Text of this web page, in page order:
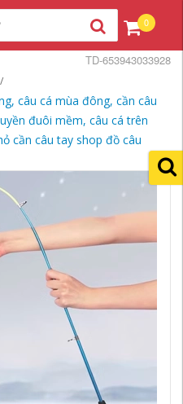
0
câu cá mùa đông, cần câu
đuôi mềm, câu cá trên
cần câu tay shop đồ câu
TD-653943033928